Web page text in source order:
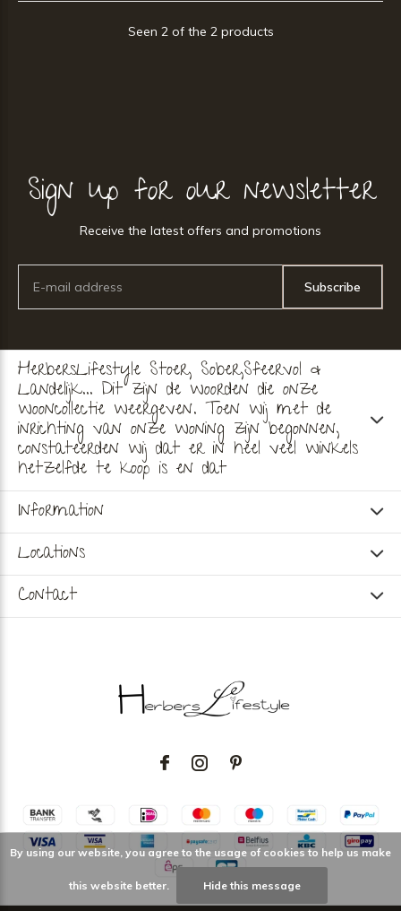
Seen 2 of the 2 products
Sign up for our newsletter
Receive the latest offers and promotions
Subscribe
HerbersLifestyle Stoer, Sober,Sfeervol &
Landelijk... Dit zijn de woorden die onze
wooncollectie weergeven. Toen wij met de
inrichting van onze woning zijn begonnen,
constateerden wij dat er in heel veel winkels
hetzelfde te koop is en dat
Information
Locations
Contact
By using our website, you agree to the usage of cookies to help us make
this website better. Hide this message